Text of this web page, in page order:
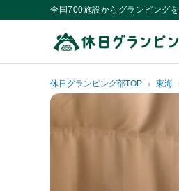
全国700施設からグランピング
休日グランピング部TOP 東海